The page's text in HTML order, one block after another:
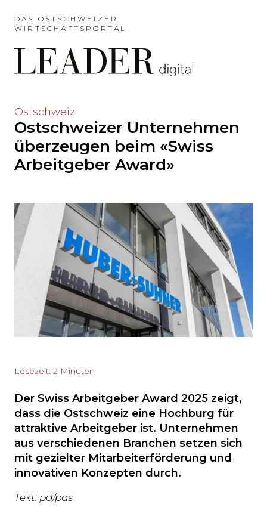
das
Hauptmenü
auslassen
und
Inhalt
springen?
DAS OSTSCHWEIZER
WIRTSCHAFTSPORTAL
Möchten
den
Hauptinhalt
auslassen
zum
Seitenende
springen?
Ostschweiz
Ostschweizer Unternehmen
überzeugen beim «Swiss
Arbeitgeber Award»
Lesezeit: 2 Minuten
Der Swiss Arbeitgeber Award 2025 zeigt,
dass die Ostschweiz eine Hochburg für
attraktive Arbeitgeber ist. Unternehmen
aus verschiedenen Branchen setzen sich
mit gezielter Mitarbeiterförderung und
innovativen Konzepten durch.
Text: pd/pas